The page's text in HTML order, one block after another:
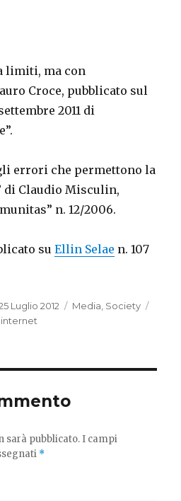
limiti, ma con
Croce, pubblicato sul
2011 di
errori che permettono la
di Claudio Misculin,
n. 12/2006.
suEllin Selae n. 107
il
Luglio 2012 Categorie
Media Society
internet
sarà pubblicato. I campi
*